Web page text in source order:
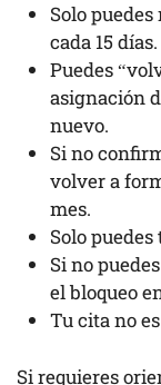
Solo
cada 15 días.
Puedes
asignación
nuevo.
Si no
volver a
mes.
Solo
Si no
el bloqueo
Tu cita no
Si requieres